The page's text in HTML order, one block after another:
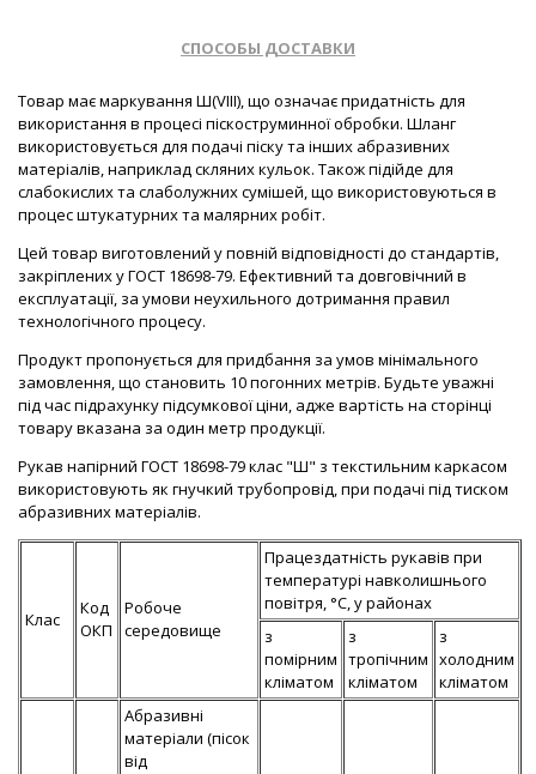
СПОСОБЫ ДОСТАВКИ
Товар має маркування Ш(VIII), що означає придатність для
використання в процесі піскоструминної обробки. Шланг
використовується для подачі піску та інших абразивних
матеріалів, наприклад скляних кульок. Також підійде для
слабокислих та слаболужних сумішей, що використовуються в
процес штукатурних та малярних робіт.
Цей товар виготовлений у повній відповідності до стандартів,
закріплених у ГОСТ 18698-79. Ефективний та довговічний в
експлуатації, за умови неухильного дотримання правил
технологічного процесу.
Продукт пропонується для придбання за умов мінімального
замовлення, що становить 10 погонних метрів. Будьте уважні
під час підрахунку підсумкової ціни, адже вартість на сторінці
товару вказана за один метр продукції.
Рукав напірний ГОСТ 18698-79 клас "Ш" з текстильним каркасом
використовують як гнучкий трубопровід, при подачі під тиском
абразивних матеріалів.
Клас
Код
ОКП
Робоче
середовище
Працездатність рукавів при
температурі навколишнього
повітря, °С, у районах
з
помірним
кліматом
з
тропічним
кліматом
з
холодним
кліматом
Абразивні
матеріали (пісок
від